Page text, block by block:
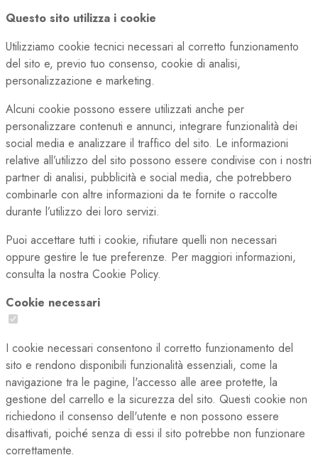
Questo sito utilizza i cookie
Utilizziamo cookie tecnici necessari al corretto funzionamento
del sito e, previo tuo consenso, cookie di analisi,
personalizzazione e marketing.
Alcuni cookie possono essere utilizzati anche per
personalizzare contenuti e annunci, integrare funzionalità dei
social media e analizzare il traffico del sito. Le informazioni
relative all’utilizzo del sito possono essere condivise con i nostri
partner di analisi, pubblicità e social media, che potrebbero
combinarle con altre informazioni da te fornite o raccolte
durante l’utilizzo dei loro servizi.
Puoi accettare tutti i cookie, rifiutare quelli non necessari
oppure gestire le tue preferenze. Per maggiori informazioni,
consulta la nostra Cookie Policy.
Cookie necessari
I cookie necessari consentono il corretto funzionamento del
sito e rendono disponibili funzionalità essenziali, come la
navigazione tra le pagine, l'accesso alle aree protette, la
gestione del carrello e la sicurezza del sito. Questi cookie non
richiedono il consenso dell'utente e non possono essere
disattivati, poiché senza di essi il sito potrebbe non funzionare
correttamente.